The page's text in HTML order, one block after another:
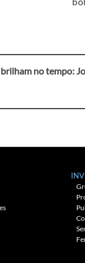
no tempo: